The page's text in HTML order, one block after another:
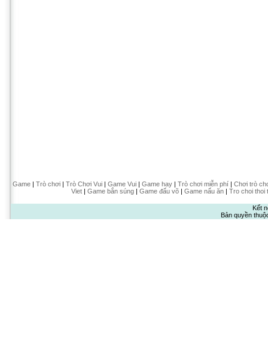
Game| Trò chơi| Trò Chơi Vui| Game Vui| Game hay| Trò chơi miễn phí| Chơi trò
Viet| Game bắn súng| Game đấu võ| Game nấu ăn| Tro choi thoi
Kết
Bản quyền